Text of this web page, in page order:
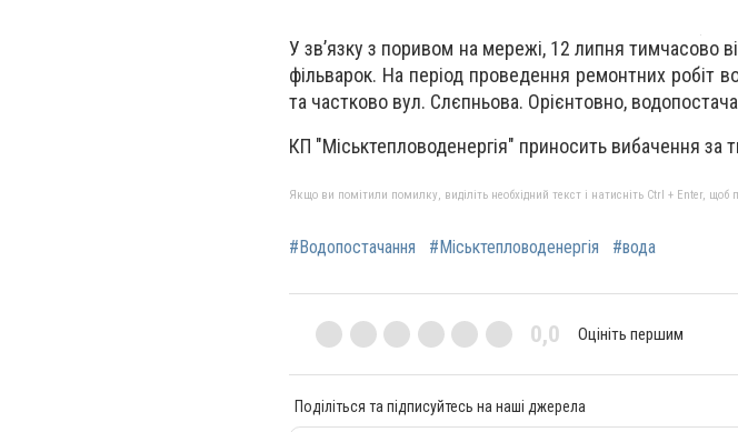
У зв’язку з поривом на мережі, 12 липня тимчасово
фільварок. На період проведення ремонтних робіт
та частково вул. Слєпньова. Орієнтовно,
КП "Міськтепловоденергія" приносить вибачення за
Якщо ви помітили помилку, виділіть необхідний текст і натисніть Ctrl + Enter, щоб
#Водопостачання #Міськтепловоденергія #вода
0,0 Оцініть першим
Поділіться та підписуйтесь на наші джерела